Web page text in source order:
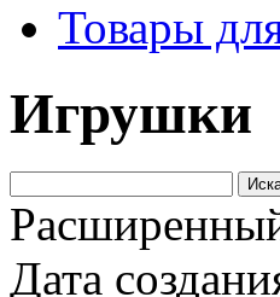
Товары
Игрушки
Дата